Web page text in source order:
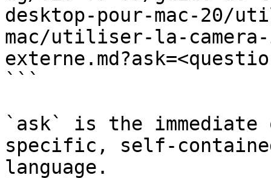
desktop-pour-mac-20/
mac/utiliser-la-camera-
```
`ask` is the
specific, self-
language.